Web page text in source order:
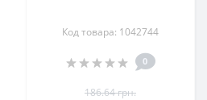
Код товара: 1042744
0
186.64 грн.